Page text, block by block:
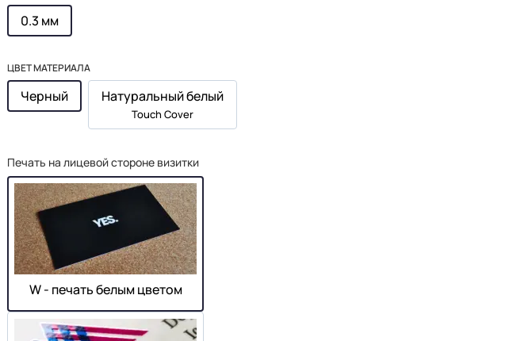
0.3 мм
ЦВЕТ МАТЕРИАЛА
Черный Натуральный белый
Touch Cover
Печать на лицевой стороне визитки
W - печать белым цветом